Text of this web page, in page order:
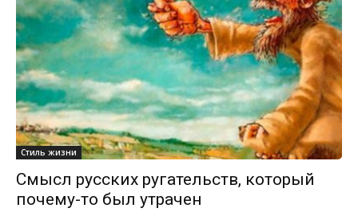
Стиль жизни
Смысл русских ругательств, который
почему-то был утрачен